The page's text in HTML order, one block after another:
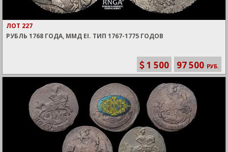
ЛОТ 227
РУБЛЬ 1768 ГОДА, ММД EI. ТИП 1767-1775 ГОДОВ
1 500 97 500 РУБ.